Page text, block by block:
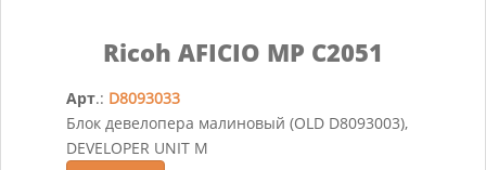
Ricoh AFICIO MP C2051
Арт.: D8093033
Блок девелопера малиновый (OLD D8093003),
DEVELOPER UNIT M